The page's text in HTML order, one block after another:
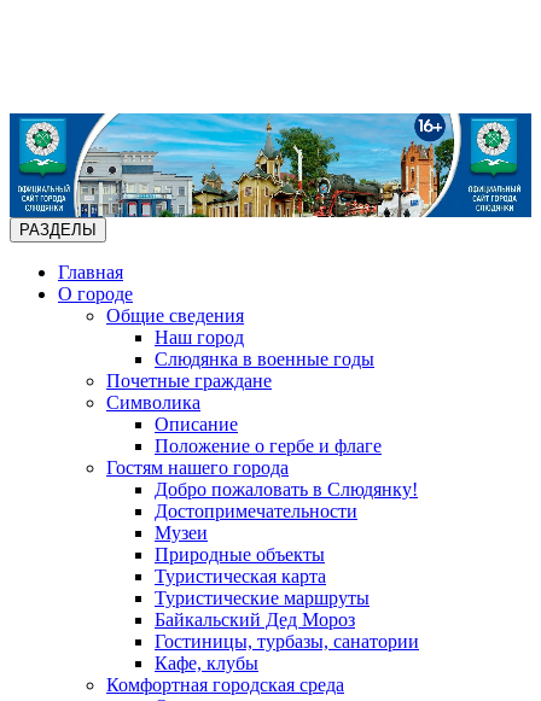
РАЗДЕЛЫ
Главная
О городе
Общие сведения
Наш город
Слюдянка в военные годы
Почетные граждане
Символика
Описание
Положение о гербе и флаге
Гостям нашего города
Добро пожаловать в Слюдянку!
Достопримечательности
Музеи
Природные объекты
Туристическая карта
Туристические маршруты
Байкальский Дед Мороз
Гостиницы, турбазы, санатории
Кафе, клубы
Комфортная городская среда